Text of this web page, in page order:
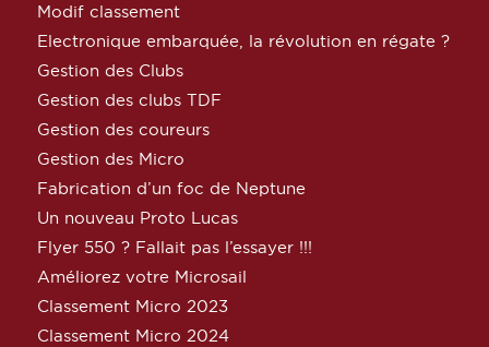
Modif classement
Electronique embarquée, la révolution en régate ?
Gestion des Clubs
Gestion des clubs TDF
Gestion des coureurs
Gestion des Micro
Fabrication d’un foc de Neptune
Un nouveau Proto Lucas
Flyer 550 ? Fallait pas l’essayer !!!
Améliorez votre Microsail
Classement Micro 2023
Classement Micro 2024